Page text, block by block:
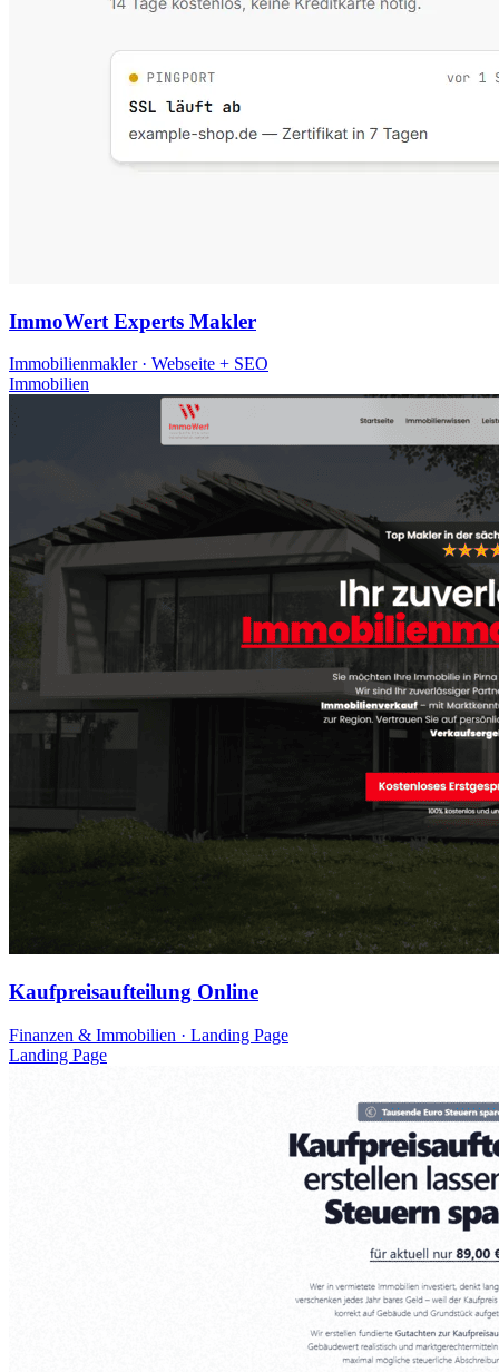
ImmoWert Experts Makler
Immobilienmakler · Webseite + SEO
Immobilien
Kaufpreisaufteilung Online
Finanzen & Immobilien · Landing Page
Landing Page